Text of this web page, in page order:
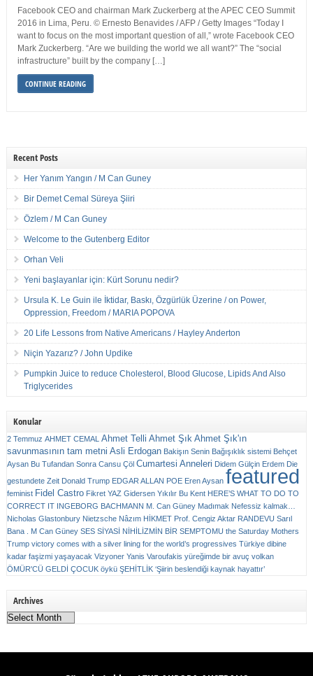
Facebook CEO and chairman Mark Zuckerberg at the APEC CEO Summit
2016 in Lima, Peru. © Ernesto Benavides / AFP / Getty Images “Today I
want to focus on the most important question of all,” wrote Facebook CEO
Mark Zuckerberg. “Are we building the world we all want?” The “social
infrastructure” built by the company […]
CONTINUE READING
Recent Posts
Her Yanım Yangın / M Can Guney
Bir Demet Cemal Süreya Şiiri
Özlem / M Can Guney
Welcome to the Gutenberg Editor
Orhan Veli
Yeni başlayanlar için: Kürt Sorunu nedir?
Ursula K. Le Guin ile İktidar, Baskı, Özgürlük Üzerine / on Power,
Oppression, Freedom / MARIA POPOVA
20 Life Lessons from Native Americans / Hayley Anderton
Niçin Yazarız? / John Updike
Pumpkin Juice to reduce Cholesterol, Blood Glucose, Lipids And Also
Triglycerides
Konular
2 Temmuz AHMET CEMAL Ahmet Telli Ahmet Şık Ahmet Şık'ın
savunmasının tam metni Asli Erdogan Bakişın Senin Bağışıklık sistemi Behçet
Aysan Bu Tufandan Sonra Cansu Çöl Cumartesi Anneleri Didem Gülçin Erdem Die
gestundete Zeit Donald Trump EDGAR ALLAN POE Eren Aysan featured
feminist Fidel Castro Fikret YAZ Gidersen Yıkılır Bu Kent HERE’S WHAT TO DO TO
CORRECT IT INGEBORG BACHMANN M. Can Güney Madımak Nefessiz kalmak…
Nicholas Glastonbury Nietzsche Nâzım HİKMET Prof. Cengiz Aktar RANDEVU Sarıl
Bana . M Can Güney SES SİYASİ NİHİLİZMİN BİR SEMPTOMU the Saturday Mothers
Trump victory comes with a silver lining for the world’s progressives Türkiye dibine
kadar faşizmi yaşayacak Vizyoner Yanis Varoufakis yüreğimde bir avuç volkan
ÖMÜR'CÜ GELDİ ÇOCUK öykü ŞEHİTLİK ‘Şiirin beslendiği kaynak hayattır’
Archives
Archives